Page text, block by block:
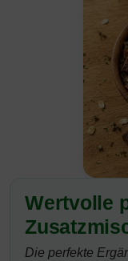
Wertvolle
Die perfekte